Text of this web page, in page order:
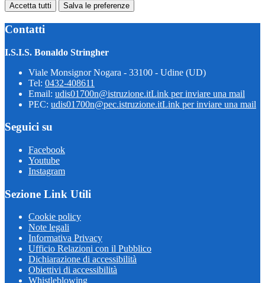
Accetta tutti Salva le preferenze
Contatti
I.S.I.S. Bonaldo Stringher
Viale Monsignor Nogara - 33100 - Udine (UD)
Tel: 0432-408611
Email: udis01700n@istruzione.itLink per inviare una mail
PEC: udis01700n@pec.istruzione.itLink per inviare una mail
Seguici su
Facebook
Youtube
Instagram
Sezione Link Utili
Cookie policy
Note legali
Informativa Privacy
Ufficio Relazioni con il Pubblico
Dichiarazione di accessibilità
Obiettivi di accessibilità
Whistleblowing